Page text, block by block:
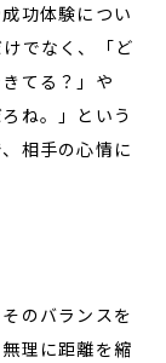
功体験につい
でなく、「ど
てる？」や
ね。」という
相手の心情に
のバランスを
理に距離を縮